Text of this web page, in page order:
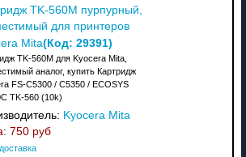
TK-560M пурпурный,
для принтеров
Mita(Код: 29391)
TK-560M для Kyocera Mita,
аналог, купить Картридж
FS-C5300 / C5350 / ECOSYS
TK-560 (10k)
Kyocera Mita
750 руб
доставка